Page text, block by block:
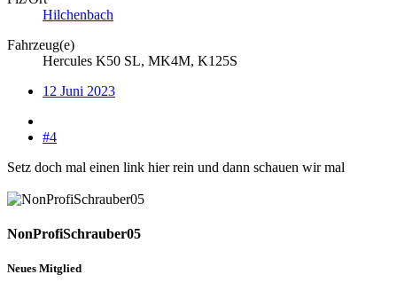
Hilchenbach
Fahrzeug(e)
Hercules K50 SL, MK4M, K125S
12 Juni 2023
#4
Setz doch mal einen link hier rein und dann schauen wir mal
NonProfiSchrauber05
Neues Mitglied